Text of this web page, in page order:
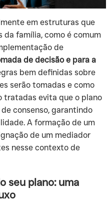
em estruturas que
da família, como é comum
de
de decisão e para a
bem definidas sobre
serão tomadas e como
tratadas evita que o plano
consenso, garantindo
A formação de um
de um mediador
nesse contexto de
seu plano: uma